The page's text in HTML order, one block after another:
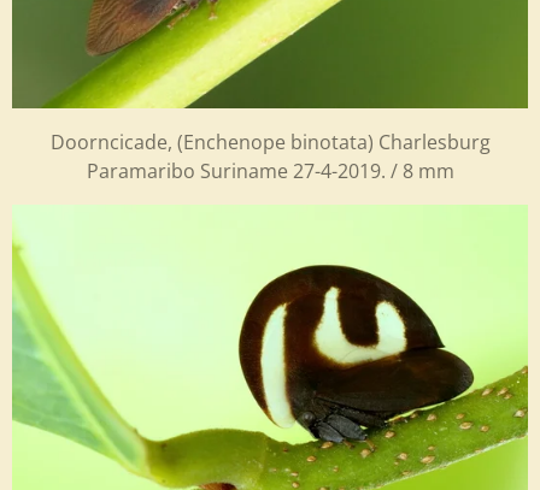
Doorncicade, (Enchenope binotata) Charlesburg
Paramaribo Suriname 27-4-2019. / 8 mm